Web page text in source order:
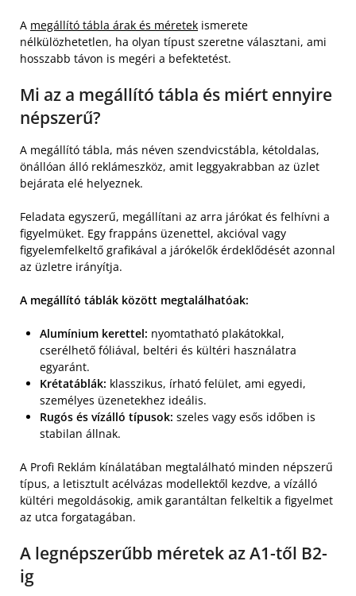
A megállító tábla árak és méretek ismerete
nélkülözhetetlen, ha olyan típust szeretne választani, ami
hosszabb távon is megéri a befektetést.
Mi az a megállító tábla és miért ennyire
népszerű?
A megállító tábla, más néven szendvicstábla, kétoldalas,
önállóan álló reklámeszköz, amit leggyakrabban az üzlet
bejárata elé helyeznek.
Feladata egyszerű, megállítani az arra járókat és felhívni a
figyelmüket. Egy frappáns üzenettel, akcióval vagy
figyelemfelkeltő grafikával a járókelők érdeklődését azonnal
az üzletre irányítja.
A megállító táblák között megtalálhatóak:
Alumínium kerettel: nyomtatható plakátokkal,
cserélhető fóliával, beltéri és kültéri használatra
egyaránt.
Krétatáblák: klasszikus, írható felület, ami egyedi,
személyes üzenetekhez ideális.
Rugós és vízálló típusok: szeles vagy esős időben is
stabilan állnak.
A Profi Reklám kínálatában megtalálható minden népszerű
típus, a letisztult acélvázas modellektől kezdve, a vízálló
kültéri megoldásokig, amik garantáltan felkeltik a figyelmet
az utca forgatagában.
A legnépszerűbb méretek az A1-től B2-
ig